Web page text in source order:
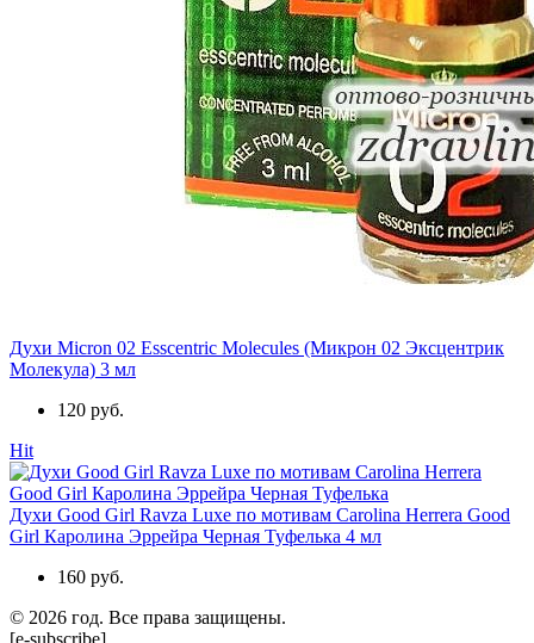
Духи Micron 02 Esscentric Molecules (Микрон 02 Эксцентрик
Молекула) 3 мл
120 руб.
Hit
Духи Good Girl Ravza Luxe по мотивам Carolina Herrera Good
Girl Каролина Эррейра Черная Туфелька 4 мл
160 руб.
© 2026 год. Все права защищены.